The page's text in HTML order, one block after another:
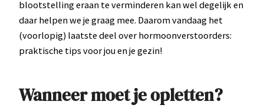
blootstelling eraan te verminderen kan wel degelijk en
daar helpen we je graag mee. Daarom vandaag het
(voorlopig) laatste deel over hormoonverstoorders:
praktische tips voor jou en je gezin!
Wanneer moet je opletten?